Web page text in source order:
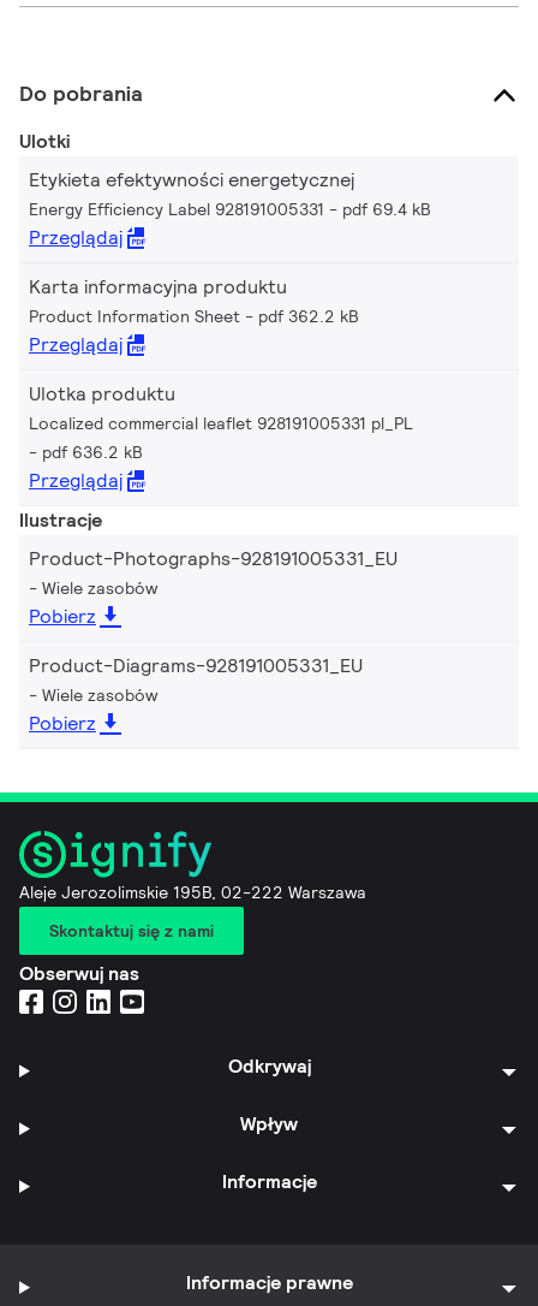
Do pobrania
Ulotki
Etykieta efektywności energetycznej
Energy Efficiency Label 928191005331 pdf 69.4 kB
Przeglądaj
Karta informacyjna produktu
Product Information Sheet pdf 362.2 kB
Przeglądaj
Ulotka produktu
Localized commercial leaflet 928191005331 pl_PL
pdf 636.2 kB
Przeglądaj
Ilustracje
Product-Photographs-928191005331_EU
Wiele zasobów
Pobierz
Product-Diagrams-928191005331_EU
Wiele zasobów
Pobierz
Aleje Jerozolimskie 195B, 02-222 Warszawa
Skontaktuj się z nami
Obserwuj nas
Odkrywaj
Wpływ
Informacje
Informacje prawne